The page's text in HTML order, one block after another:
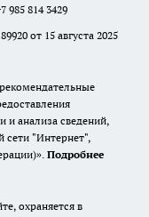
985 814 3429
от 15 августа 2025
и анализа сведений,
сети "Интернет",
Подробнее
охраняется в